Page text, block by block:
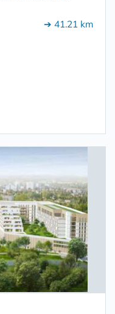
➔ 41.21 km